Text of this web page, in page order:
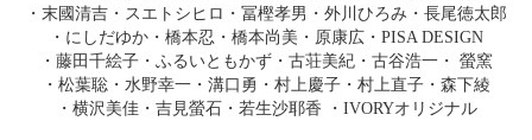
・ 末國清吉 ・ スエトシヒロ ・ 冨樫孝男 ・ 外川ひろみ ・ 長尾徳太郎
・ にしだゆか ・ 橋本忍 ・ 橋本尚美 ・ 原康広 ・ PISA DESIGN
・ 藤田千絵子 ・ ふるいともかず ・ 古荘美紀 ・ 古谷浩一 ・ 螢窯
・ 松葉聡 ・ 水野幸一 ・ 溝口勇 ・ 村上慶子 ・ 村上直子 ・ 森下綾
・ 横沢美佳・ 吉見螢石・ 若生沙耶香 ・ IVORYオリジナル